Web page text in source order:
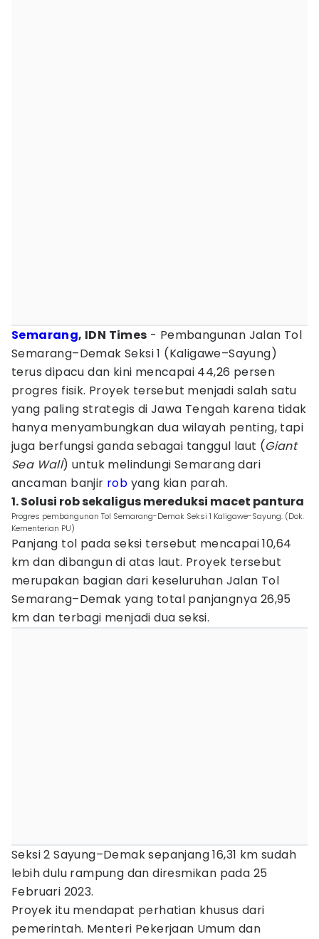
Semarang, IDN Times - Pembangunan Jalan Tol
Semarang–Demak Seksi 1 (Kaligawe–Sayung)
terus dipacu dan kini mencapai 44,26 persen
progres fisik. Proyek tersebut menjadi salah satu
yang paling strategis di Jawa Tengah karena tidak
hanya menyambungkan dua wilayah penting, tapi
juga berfungsi ganda sebagai tanggul laut (Giant
Sea Wall) untuk melindungi Semarang dari
ancaman banjir rob yang kian parah.
1. Solusi rob sekaligus mereduksi macet pantura
Progres pembangunan Tol Semarang-Demak Seksi 1 Kaligawe-Sayung. (Dok.
Kementerian PU)
Panjang tol pada seksi tersebut mencapai 10,64
km dan dibangun di atas laut. Proyek tersebut
merupakan bagian dari keseluruhan Jalan Tol
Semarang–Demak yang total panjangnya 26,95
km dan terbagi menjadi dua seksi.
Seksi 2 Sayung–Demak sepanjang 16,31 km sudah
lebih dulu rampung dan diresmikan pada 25
Februari 2023.
Proyek itu mendapat perhatian khusus dari
pemerintah. Menteri Pekerjaan Umum dan